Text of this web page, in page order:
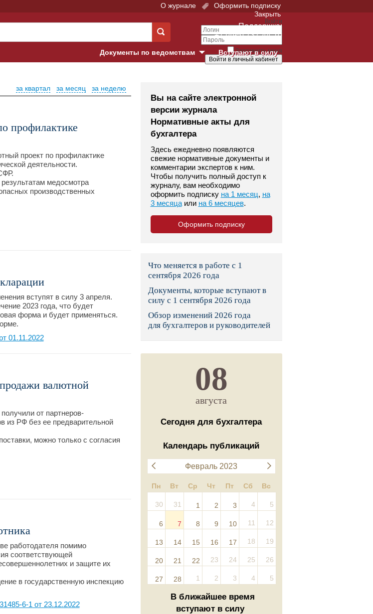
О журнале
Оформить подписку
Закрыть
Войти
Запомнить меня
Поддержка:
+7 (495) 737-44-10
Вступают в силу
Документы по ведомствам
Банк России
Верховный Суд
Гострудинспекция в г. Москве
Конституционный Суд
Пенсионный фонд
Правительство
Социальный фонд России
Суд общей юрисдикции
за неделю
за месяц
за квартал
профилактике
проект по профилактике
деятельности.
медосмотра
производственных
вступят в силу 3 апреля.
2023 года, что будет
форма и будет применяться.
01.11.2022
валютной
от партнеров-
из РФ без ее предварительной
можно только с согласия
работодателя помимо
соответствующей
и защите их
в государственную инспекцию
6-1 от 23.12.2022
Вы на сайте электронной
версии журнала
Нормативные акты для
бухгалтера
Здесь ежедневно появляются
свежие нормативные документы и
комментарии экспертов к ним.
Чтобы получить полный доступ к
журналу, вам необходимо
оформить подписку на 1 месяц, на
3 месяцаили на 6 месяцев.
Оформить подписку
Что меняется в работе с 1
сентября 2026 года
Документы, которые вступают в
силу с 1 сентября 2026 года
Обзор изменений 2026 года
для бухгалтеров и руководителей
08
августа
Сегодня для бухгалтера
Календарь публикаций
Февраль 2023
Пн Вт Ср Чт Пт Сб Вс
30 31 1 2 3 4 5
6 7 8 9 10 11 12
13 14 15 16 17 18 19
20 21 22 23 24 25 26
27 28 1 2 3 4 5
В ближайшее время
вступают в силу